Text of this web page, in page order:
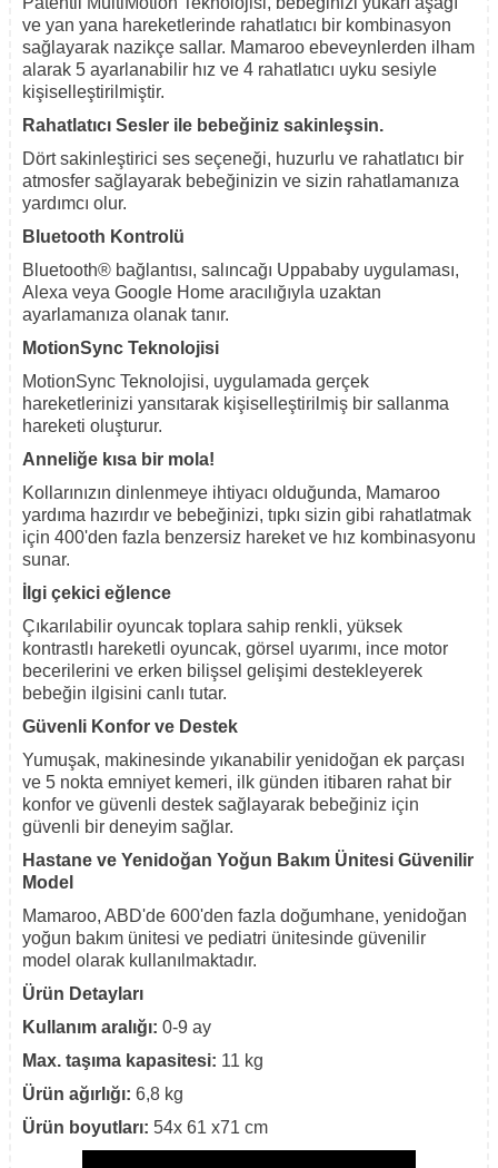
ve yan yana hareketlerinde rahatlatıcı bir kombinasyon
sağlayarak nazikçe sallar. Mamaroo ebeveynlerden ilham
alarak 5 ayarlanabilir hız ve 4 rahatlatıcı uyku sesiyle
kişiselleştirilmiştir.
Rahatlatıcı Sesler ile bebeğiniz sakinleşsin.
Dört sakinleştirici ses seçeneği, huzurlu ve rahatlatıcı bir
atmosfer sağlayarak bebeğinizin ve sizin rahatlamanıza
yardımcı olur.
Bluetooth Kontrolü
Bluetooth® bağlantısı, salıncağı Uppababy uygulaması,
Alexa veya Google Home aracılığıyla uzaktan
ayarlamanıza olanak tanır.
MotionSync Teknolojisi
MotionSync Teknolojisi, uygulamada gerçek
hareketlerinizi yansıtarak kişiselleştirilmiş bir sallanma
hareketi oluşturur.
Anneliğe kısa bir mola!
Kollarınızın dinlenmeye ihtiyacı olduğunda, Mamaroo
yardıma hazırdır ve bebeğinizi, tıpkı sizin gibi rahatlatmak
için 400'den fazla benzersiz hareket ve hız kombinasyonu
sunar.
İlgi çekici eğlence
Çıkarılabilir oyuncak toplara sahip renkli, yüksek
kontrastlı hareketli oyuncak, görsel uyarımı, ince motor
becerilerini ve erken bilişsel gelişimi destekleyerek
bebeğin ilgisini canlı tutar.
Güvenli Konfor ve Destek
Yumuşak, makinesinde yıkanabilir yenidoğan ek parçası
ve 5 nokta emniyet kemeri, ilk günden itibaren rahat bir
konfor ve güvenli destek sağlayarak bebeğiniz için
güvenli bir deneyim sağlar.
Hastane ve Yenidoğan Yoğun Bakım Ünitesi Güvenilir
Model
Mamaroo, ABD'de 600'den fazla doğumhane, yenidoğan
yoğun bakım ünitesi ve pediatri ünitesinde güvenilir
model olarak kullanılmaktadır.
Ürün Detayları
Kullanım aralığı: 0-9 ay
Max. taşıma kapasitesi: 11 kg
Ürün ağırlığı: 6,8 kg
Ürün boyutları: 54x 61 x71 cm